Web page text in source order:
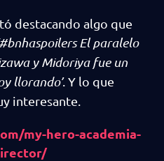
destacando algo que
El paralelo
y Midoriya fue un
llorando’. Y lo que
interesante.
my-hero-academia-